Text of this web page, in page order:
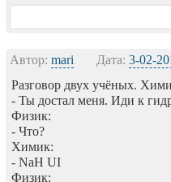
Автор: mari Дата: 3-02-
Разговор двух учёных.
- Ты достал меня. Иди к
Физик:
- Что?
Химик:
- NaH UI
Физик: